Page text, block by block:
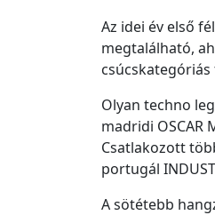
Az idei év első
megtalálható,
Olyan techno
madridi OSCAR
Csatlakozott
portugál
A sötétebb